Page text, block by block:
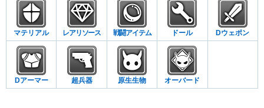
マテリアル レアリソース 戦闘アイテム ドール Dウェポン
Dアーマー 超兵器 原生生物 オーバード